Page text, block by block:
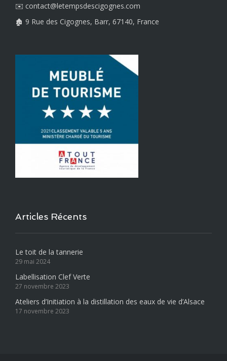
✉️ contact@letempsdescigognes.com
🏚️ 9 Rue des Cigognes, Barr, 67140, France
Articles Récents
Le toit de la tannerie
29 mai 2024
Labellisation Clef Verte
27 novembre 2023
Ateliers d’Initiation à la distillation des eaux de vie d’Alsace
17 novembre 2023